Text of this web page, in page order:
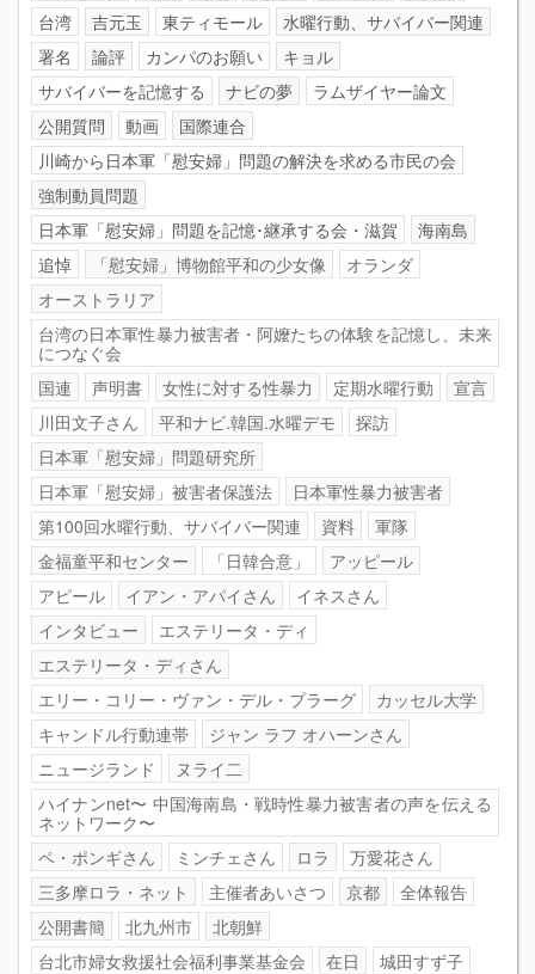
台湾
吉元玉 東ティモール
水曜行動、サバイバー関連
署名
論評 カンパのお願い
キョル
サバイバーを記憶する
ナビの夢
ラムザイヤー論文
公開質問
動画
国際連合
川崎から日本軍「慰安婦」問題の解決を求める市民の会
強制動員問題
日本軍「慰安婦」問題を記憶･継承する会・滋賀
海南島
追悼
「慰安婦」博物館平和の少女像
オランダ
オーストラリア
台湾の日本軍性暴力被害者・阿嬤たちの体験を記憶し、未来
につなぐ会
国連
声明書 女性に対する性暴力 定期水曜行動
宣言
川田文子さん
平和ナビ.韓国.水曜デモ
探訪
日本軍「慰安婦」問題研究所
日本軍「慰安婦」被害者保護法
日本軍性暴力被害者
第100回水曜行動、サバイバー関連
資料
軍隊
金福童平和センター
「日韓合意」
アッピール
アピール
イアン・アパイさん
イネスさん
インタビュー
エステリータ・ディ
エステリータ・ディさん
エリー・コリー・ヴァン・デル・プラーグ
カッセル大学
キャンドル行動連帯
ジャン ラフ オハーンさん
ニュージランド
ヌライ二
ハイナンnet〜 中国海南島・戦時性暴力被害者の声を伝える
ネットワーク〜
ペ・ポンギさん
ミンチェさん ロラ
万愛花さん
三多摩ロラ・ネット
主催者あいさつ 京都
全体報告
公開書簡
北九州市
北朝鮮
台北市婦女救援社会福利事業基金会
在日
城田すず子